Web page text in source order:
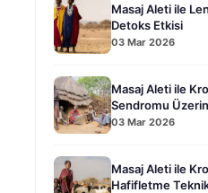
Masaj Aleti ile
Detoks Etkisi
03 Mar 2026
Masaj Aleti ile
Sendromu
03 Mar 2026
Masaj Aleti ile
Hafifletme